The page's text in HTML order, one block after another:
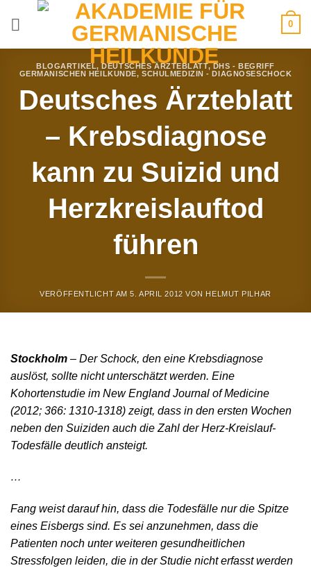
0
BLOGARTIKEL,DEUTSCHES ÄRZTEBLATT,DHS - BEGRIFF
GERMANISCHEN HEILKUNDE,SCHULMEDIZIN - DIAGNOSESCHOCK
Deutsches Ärzteblatt
– Krebsdiagnose
kann zu Suizid und
Herzkreislauftod
führen
VERÖFFENTLICHT AM5. APRIL 2012 VON HELMUT PILHAR
Stockholm – Der Schock, den eine Krebsdiagnose
auslöst, sollte nicht unterschätzt werden. Eine
Kohortenstudie im New England Journal of Medicine
(2012; 366: 1310-1318) zeigt, dass in den ersten Wochen
neben den Suiziden auch die Zahl der Herz-Kreislauf-
Todesfälle deutlich ansteigt.
…
Fang weist darauf hin, dass die Todesfälle nur die Spitze
eines Eisbergs sind. Es sei anzunehmen, dass die
Patienten noch unter weiteren gesundheitlichen
Stressfolgen leiden, die in der Studie nicht erfasst werden